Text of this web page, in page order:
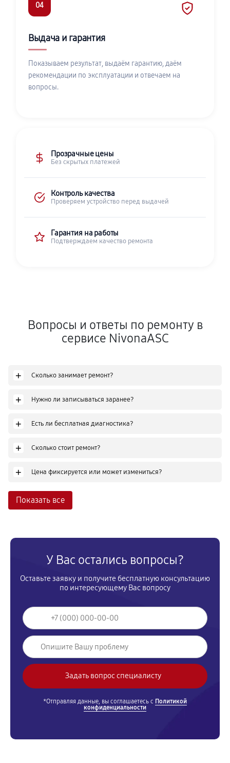
04
Выдача и гарантия
Показываем результат, выдаём гарантию, даём
рекомендации по эксплуатации и отвечаем на
вопросы.
Прозрачные цены
Без скрытых платежей
Контроль качества
Проверяем устройство перед выдачей
Гарантия на работы
Подтверждаем качество ремонта
Вопросы и ответы по ремонту в
сервисе NivonaASC
+ Сколько занимает ремонт?
+ Нужно ли записываться заранее?
+ Есть ли бесплатная диагностика?
+ Сколько стоит ремонт?
+ Цена фиксируется или может измениться?
Показать все
У Вас остались вопросы?
Оставьте заявку и получите бесплатную консультацию
по интересующему Вас вопросу
*Отправляя данные, вы соглашаетесь с Политикой
конфиденциальности